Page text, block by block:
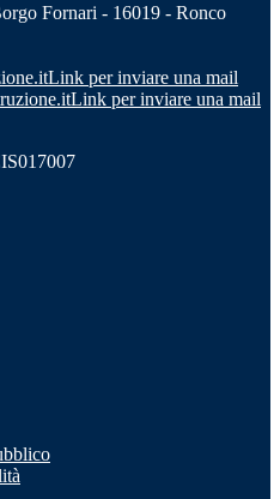
Fornari - 16019 - Ronco
Link per inviare una mail
Link per inviare una mail